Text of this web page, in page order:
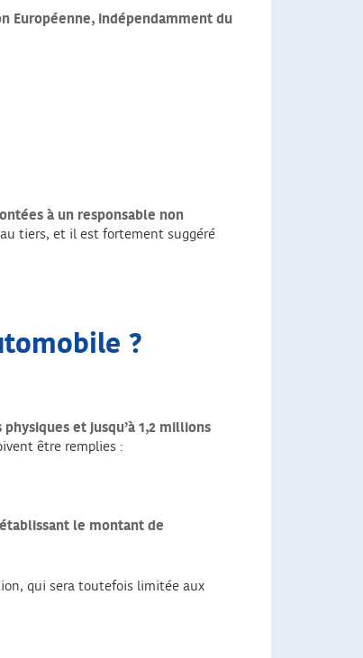
Européenne, indépendamment du
à un responsable non
tiers, et il est fortement suggéré
?
et jusqu’à 1,2 millions
être remplies :
le montant de
qui sera toutefois limitée aux